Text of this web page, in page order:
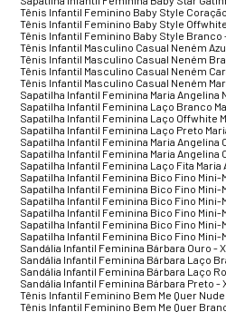
Tênis Infantil Feminino Baby Style
Tênis Infantil Feminino Baby Style Offwhite
Tênis Infantil Feminino Baby Style Branco
Tênis Infantil Masculino Casual Neném
Tênis Infantil Masculino Casual Neném
Tênis Infantil Masculino Casual Neném
Tênis Infantil Masculino Casual Neném
Sapatilha Infantil Feminina Maria Angelina
Sapatilha Infantil Feminina Laço Branco
Sapatilha Infantil Feminina Laço Offwhite
Sapatilha Infantil Feminina Laço Preto
Sapatilha Infantil Feminina Maria Angelina
Sapatilha Infantil Feminina Maria Angelina
Sapatilha Infantil Feminina Laço Fita Maria
Sapatilha Infantil Feminina Bico Fino Mini-
Sapatilha Infantil Feminina Bico Fino Mini-
Sapatilha Infantil Feminina Bico Fino Mini-
Sapatilha Infantil Feminina Bico Fino Mini-
Sapatilha Infantil Feminina Bico Fino Mini-
Sapatilha Infantil Feminina Bico Fino Mini-
Sandália Infantil Feminina Bárbara Ouro -
Sandália Infantil Feminina Bárbara Laço
Sandália Infantil Feminina Bárbara Laço
Sandália Infantil Feminina Bárbara Preto -
Tênis Infantil Feminino Bem Me Quer Nude
Tênis Infantil Feminino Bem Me Quer